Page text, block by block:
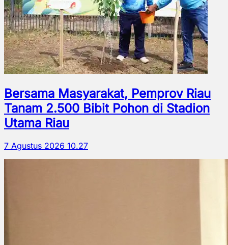
Bersama Masyarakat, Pemprov Riau
Tanam 2.500 Bibit Pohon di Stadion
Utama Riau
7 Agustus 2026 10.27